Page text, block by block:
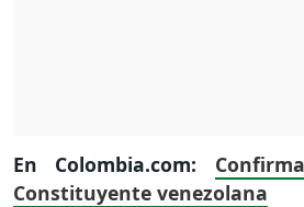
En Colombia.com:
Constituyente venezolana